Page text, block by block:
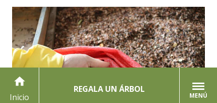
home
Inicio
REGALA UN ÁRBOL
MENÚ